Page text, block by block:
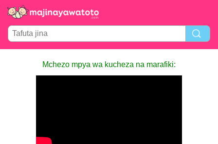
Mchezo mpya wa kucheza na marafiki: